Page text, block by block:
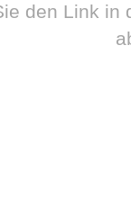
den Link in